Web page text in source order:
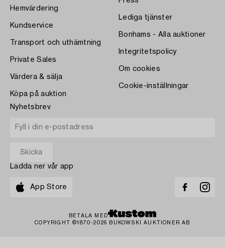
Hemvärdering
Kundservice
Transport och uthämtning
Private Sales
Värdera & sälja
Köpa på auktion
Lediga tjänster
Bonhams - Alla auktioner
Integritetspolicy
Om cookies
Cookie-inställningar
Nyhetsbrev
Ladda ner vår app
App Store
BETALA MED
COPYRIGHT ©1870-2026 BUKOWSKI AUKTIONER AB